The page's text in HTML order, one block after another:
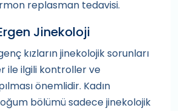
replasman tedavisi.
Jinekoloji
kızların jinekolojik sorunları
ile ilgili kontroller ve
önemlidir. Kadın
bölümü sadece jinekolojik